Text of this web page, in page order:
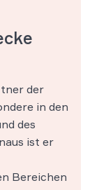
der
in den
des
ist er
Bereichen